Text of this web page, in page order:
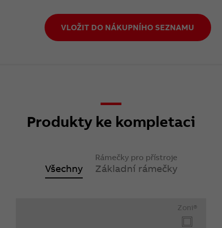
VLOŽIT DO NÁKUPNÍHO SEZNAMU
Produkty ke kompletaci
Všechny
Rámečky pro přístroje
Základní rámečky
Zoni®